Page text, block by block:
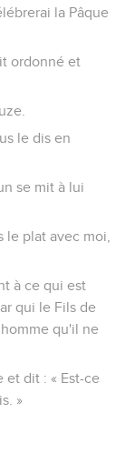
la Pâque
ordonné et
le dis en
se mit à lui
le plat avec moi,
à ce qui est
qui le Fils de
qu'il ne
et dit : « Est-ce
»